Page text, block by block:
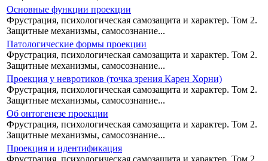
Основные функции проекции
Фрустрация, психологическая самозащита и характер. Том 2.
Защитные механизмы, самосознание...
Патологические формы проекции
Фрустрация, психологическая самозащита и характер. Том 2.
Защитные механизмы, самосознание...
Проекция у невротиков (точка зрения Карен Хорни)
Фрустрация, психологическая самозащита и характер. Том 2.
Защитные механизмы, самосознание...
Об онтогенезе проекции
Фрустрация, психологическая самозащита и характер. Том 2.
Защитные механизмы, самосознание...
Проекция и идентификация
Фрустрация, психологическая самозащита и характер. Том 2.